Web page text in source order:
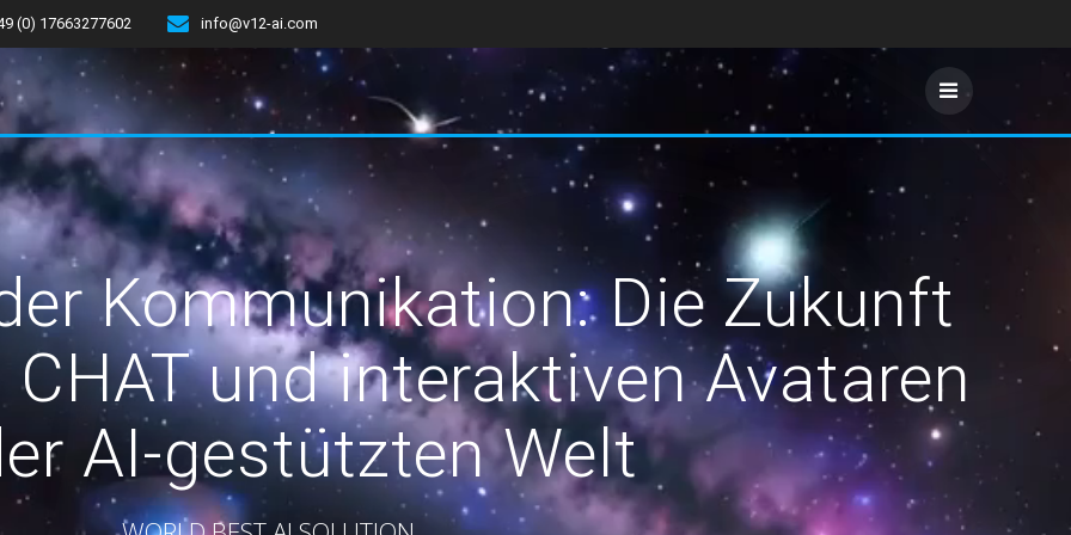
(0) 17663277602 info@v12-ai.com
Kommunikation: Die Zukunft
und interaktiven Avataren
AI-gestützten Welt